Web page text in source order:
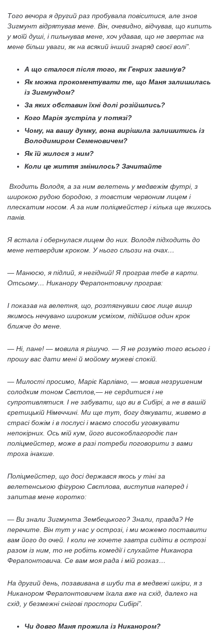
Того вечора я другий раз пробувала повіситися, але знов
Зигмунт відрятував мене. Він, очевидно, відчував, що кипить
у моїй душі, і пильнував мене, хоч удавав, що не звертає на
мене більш уваги, як на всякий інший знаряд своєї волі”.
А що сталося після того, як Генрих загинув?
Як можна прокоментувати те, що Маня залишилась
із Зигмундом?
За яких обставин їхні долі розійшлись?
Кого Марія зустріла у потязі?
Чому, на вашу думку, вона вирішила залишитись із
Володимиром Семеновичем?
Як їй жилося з ним?
Коли це життя змінилось? Зачитайте
Входить Володя, а за ним велетень у медвежім футрі, з
широкою рудою бородою, з товстим червоним лицем і
плескатим носом. А за ним поліцмейстер і кілька ще якихось
панів.
Я встала і обернулася лицем до них. Володя підходить до
мене нетвердим кроком. У нього сльози на очах…
— Манюсю, я підлий, я негідний! Я програв тебе в карти.
Отсьому… Никанору Ферапонтовичу програв:
І показав на велетня, що, розтягнувши своє лице вшир
якимось нечувано широким усміхом, підійшов один крок
ближче до мене.
— Ні, пане! — мовила я рішучо. — Я не розумію того всього і
прошу вас дати мені й мойому мужеві спокій.
— Милості просимо, Маріє Карлівно, — мовив незрушеним
солодким тоном Свєтлов,— не сердитися і не
супротивлятися. І не забувати, що ви в Сибірі, а не в вашій
єретицькій Німеччині. Ми ще тут, богу дякувати, живемо в
страсі божім і в послусі і маємо способи уговкувати
непокірних. Ось мій кум, його високоблагородіє пан
поліцмейстер, може в разі потреби поговорити з вами
троха інакше.
Поліцмейстер, що досі держався якось у тіні за
велетенською фігурою Свєтлова, виступив наперед і
запитав мене коротко:
— Ви знали Зигмунта Зембецького? Знали, правда? Не
перечите. Він тут у нас у острозі, і ми можемо поставити
вам його до очей. І коли не хочете завтра сидіти в острозі
разом із ним, то не робіть комедії і слухайте Никанора
Ферапонтовича. Се вам моя рада і мій розказ…
На другий день, позавивана в шуби та в медвежі шкіри, я з
Никанором Ферапонтовичем їхала вже на схід, далеко на
схід, у безмежні снігові простори Сибірі”.
Чи довго Маня прожила із Никанором?